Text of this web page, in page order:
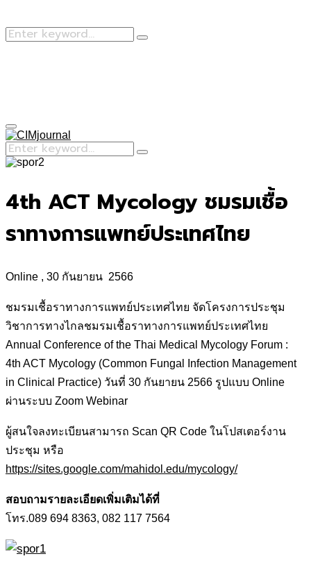
Search
Search
Primary
Menu
Search
for:
Search
4th ACT Mycology ชมรมเชื้อ
ราทางการแพทย์ประเทศไทย
Online , 30 กันยายน 2566
ชมรมเชื้อราทางการแพทย์ประเทศไทย จัดโครงการประชุม
วิชาการทางไกลชมรมเชื้อราทางการแพทย์ประเทศไทย
Annual Conference of the Thai Medical Mycology Forum :
4th ACT Mycology (Common Fungal Infection Management
in Clinical Practice) วันที่ 30 กันยายน 2566 รูปแบบ Online
ผ่านระบบ Zoom Webinar
ผู้สนใจลงทะเบียนสามารถ Scan QR Code ในโปสเตอร์งาน
ประชุม หรือ
https://sites.google.com/mahidol.edu/mycology/
สอบถามรายละเอียดเพิ่มเติมได้ที่
โทร.089 694 8363, 082 117 7564